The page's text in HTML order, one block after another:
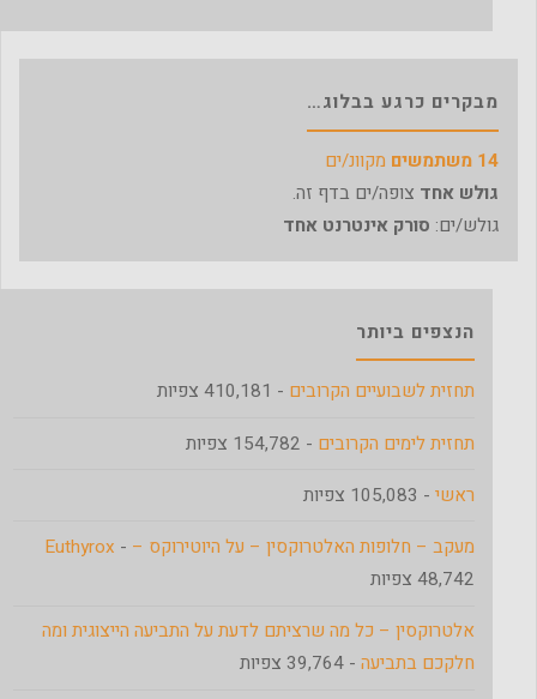
מבקרים כרגע בבלוג…
14 משתמשים
מקוונ/ים
גולש אחד צופה/ים בדף זה.
גולש/ים: סורק אינטרנט אחד
הנצפים ביותר
תחזית לשבועיים הקרובים - 410,181 צפיות
תחזית לימים הקרובים - 154,782 צפיות
ראשי - 105,083 צפיות
מעקב – חלופות האלטרוקסין – על היוטירוקס – Euthyrox -
48,742 צפיות
אלטרוקסין – כל מה שרציתם לדעת על התביעה הייצוגית ומה
חלקכם בתביעה - 39,764 צפיות